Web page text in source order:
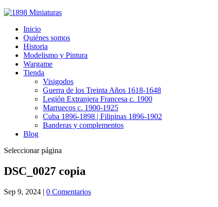
Inicio
Quiénes somos
Historia
Modelismo y Pintura
Wargame
Tienda
Visigodos
Guerra de los Treinta Años 1618-1648
Legión Extranjera Francesa c. 1900
Marruecos c. 1900-1925
Cuba 1896-1898 | Filipinas 1896-1902
Banderas y complementos
Blog
Seleccionar página
DSC_0027 copia
Sep 9, 2024 | 0 Comentarios